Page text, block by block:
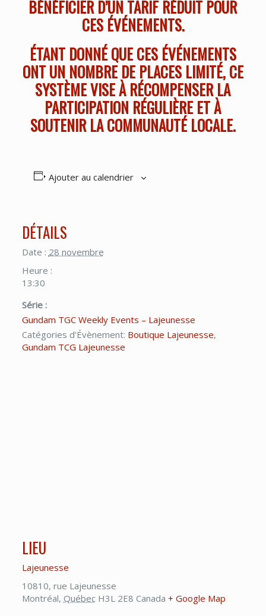
BÉNÉFICIER D’UN TARIF RÉDUIT POUR
CES ÉVÉNEMENTS.
ÉTANT DONNÉ QUE CES ÉVÉNEMENTS
ONT UN NOMBRE DE PLACES LIMITÉ, CE
SYSTÈME VISE À RÉCOMPENSER LA
PARTICIPATION RÉGULIÈRE ET À
SOUTENIR LA COMMUNAUTÉ LOCALE.
Ajouter au calendrier
DÉTAILS
Date : 28 novembre
Heure :
13:30
Série :
Gundam TGC Weekly Events – Lajeunesse
Catégories d’Évènement: Boutique Lajeunesse,
Gundam TCG Lajeunesse
LIEU
Lajeunesse
10810, rue Lajeunesse
Montréal, Québec H3L 2E8 Canada + Google Map